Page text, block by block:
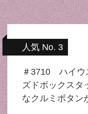
人気 No. 3
＃3710 ハイウ
ズドボックスタ
なクルミボタ